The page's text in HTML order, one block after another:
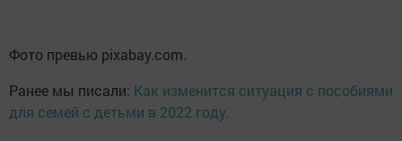
Фото превью pixabay.com.
Ранее мы писали: Как изменится ситуация с пособиями
для семей с детьми в 2022 году.